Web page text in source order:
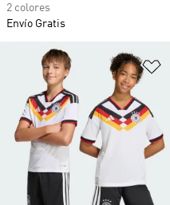
2 colores
Envío Gratis